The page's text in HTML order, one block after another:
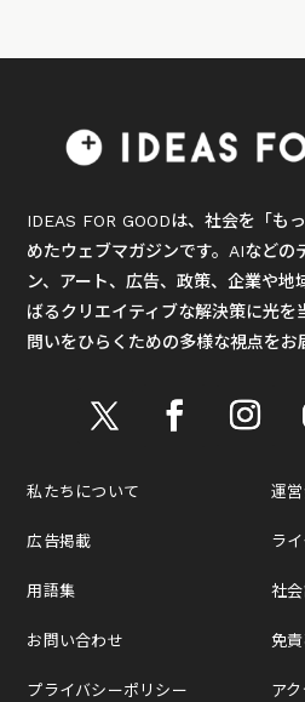
IDEAS FOR GOODは、社会を「も
めたウェブマガジンです。AIなどの
ン、アート、広告、政策、企業や地
ばるクリエイティブな解決策に光を
問いをひらくための多様な視点をお
私たちについて
広告掲載
用語集
お問い合わせ
プライバシーポリシー
運
ラ
社
免
ア